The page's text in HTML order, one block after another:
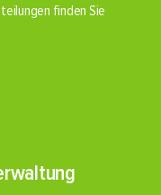
finden Sie